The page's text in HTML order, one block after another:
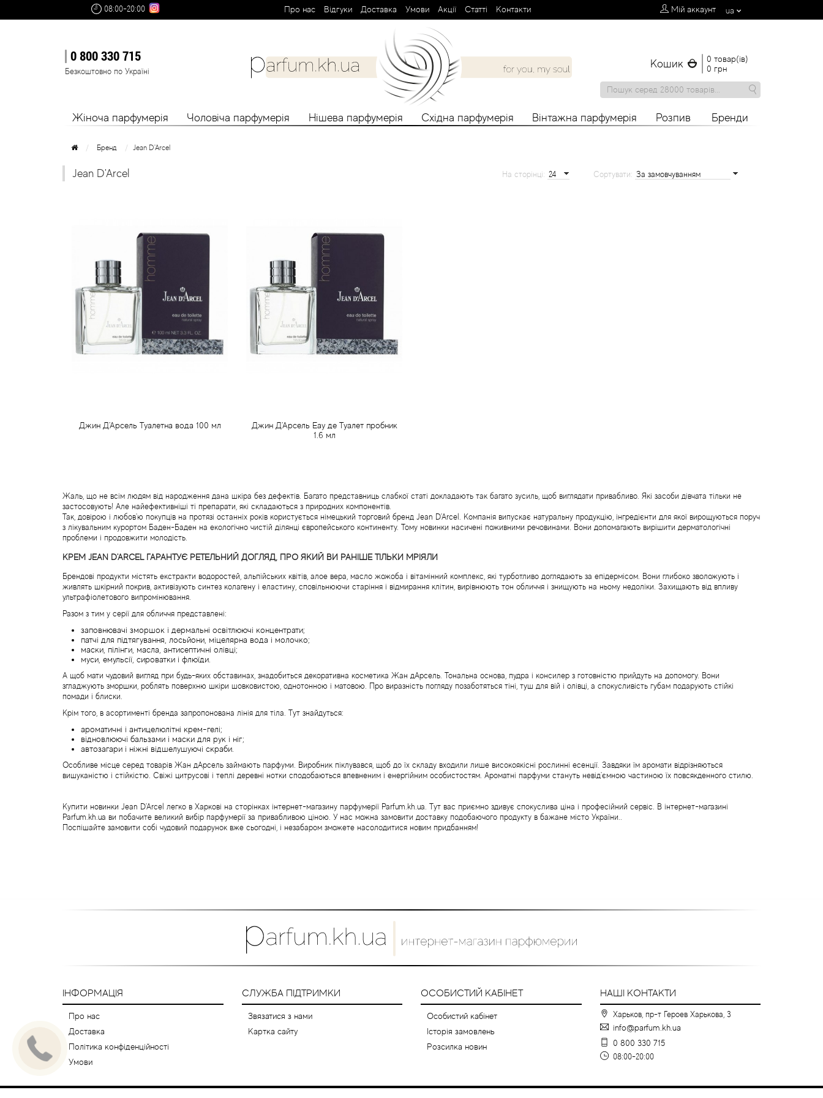
08:00-20:00 Про нас Вiдгуки Доставка Умови Aкції Cтатті Контакти Мій аккаунт ua
0 800 330 715
Безкоштовно по Україні
Кошик
0 товар(ів)
0 грн
Жіноча парфумерія Чоловіча парфумерія Нішева парфумерія Східна парфумерія Вінтажна парфумерія Розпив Бренди
Бренд Jean D'Arcel
Jean D'Arcel На сторінці: Сортувати:
Джин Д'Арсель Туалетна вода 100 мл
Джин Д'Арсель Еау де Туалет пробник
1.6 мл
Жаль, що не всім людям від народження дана шкіра без дефектів. Багато представниць слабкої статі докладають так багато зусиль, щоб виглядати привабливо. Які засоби дівчата тільки не
застосовують! Але найефективніші ті препарати, які складаються з природних компонентів.
Так, довірою і любов'ю покупців на протязі останніх років користується німецький торговий бренд Jean D'Arcel. Компанія випускає натуральну продукцію, інгредієнти для якої вирощуються поруч
з лікувальним курортом Баден-Баден на екологічно чистій ділянці європейського континенту. Тому новинки насичені поживними речовинами. Вони допомагають вирішити дерматологічні
проблеми і продовжити молодість.
КРЕМ JEAN D'ARCEL ГАРАНТУЄ РЕТЕЛЬНИЙ ДОГЛЯД, ПРО ЯКИЙ ВИ РАНІШЕ ТІЛЬКИ МРІЯЛИ
Брендові продукти містять екстракти водоростей, альпійських квітів, алое вера, масло жожоба і вітамінний комплекс, які турботливо доглядають за епідермісом. Вони глибоко зволожують і
живлять шкірний покрив, активізують синтез колагену і еластину, сповільнюючи старіння і відмирання клітин, вирівнюють тон обличчя і знищують на ньому недоліки. Захищають від впливу
ультрафіолетового випромінювання.
Разом з тим у серії для обличчя представлені:
заповнювачі зморшок і дермальні освітлюючі концентрати;
патчі для підтягування, лосьйони, міцелярна вода і молочко;
маски, пілінги, масла, антисептичні олівці;
муси, емульсії, сироватки і флюїди.
А щоб мати чудовий вигляд при будь-яких обставинах, знадобиться декоративна косметика Жан дАрсель. Тональна основа, пудра і консилер з готовністю прийдуть на допомогу. Вони
згладжують зморшки, роблять поверхню шкіри шовковистою, однотонною і матовою. Про виразність погляду позаботяться тіні, туш для вій і олівці, а спокусливість губам подарують стійкі
помади і блиски.
Крім того, в асортименті бренда запропонована лінія для тіла. Тут знайдуться:
ароматичні і антицелюлітні крем-гелі;
відновлюючі бальзами і маски для рук і ніг;
автозагари і ніжні відшелушуючі скраби.
Особливе місце серед товарів Жан дАрсель займають парфуми. Виробник піклувався, щоб до їх складу входили лише високоякісні рослинні есенції. Завдяки їм аромати відрізняються
вишуканістю і стійкістю. Свіжі цитрусові і теплі деревні нотки сподобаються впевненим і енергійним особистостям. Ароматні парфуми стануть невід'ємною частиною їх повсякденного стилю.
Купити новинки Jean D'Arcel легко в Харкові на сторінках інтернет-магазину парфумерії Parfum.kh.ua. Тут вас приємно здивує спокуслива ціна і професійний сервіс. В інтернет-магазині
Parfum.kh.ua ви побачите великий вибір парфумерії за привабливою ціною. У нас можна замовити доставку подобаючого продукту в бажане місто України..
Поспішайте замовити собі чудовий подарунок вже сьогодні, і незабаром зможете насолодитися новим придбанням!
ІНФОРМАЦІЯ
Про нас
Доставка
Політика конфіденційності
Умови
СЛУЖБА ПІДТРИМКИ
Звязатися з нами
Картка сайту
ОСОБИСТИЙ КАБІНЕТ
Особистий кабінет
Історія замовлень
Розсилка новин
НАШІ КОНТАКТИ
Харьков, пр-т Героев Харькова, 3
info@parfum.kh.ua
0 800 330 715
08:00-20:00